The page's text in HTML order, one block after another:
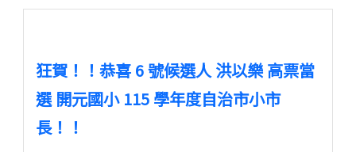
狂賀！！恭喜 6 號候選人 洪以樂 高票當
選 開元國小 115 學年度自治市小市
長！！